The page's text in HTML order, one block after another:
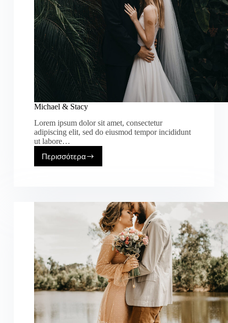
Michael & Stacy
Lorem ipsum dolor sit amet, consectetur
adipiscing elit, sed do eiusmod tempor incididunt
ut labore…
Περισσότερα